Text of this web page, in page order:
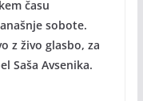
času
sobote.
z živo glasbo, za
Saša Avsenika.